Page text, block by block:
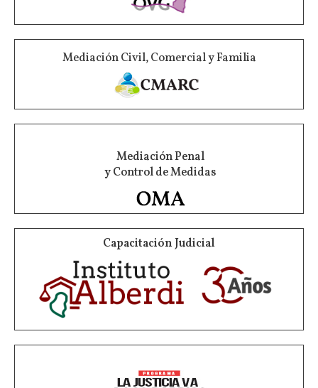
Mediación Civil, Comercial y Familia
Mediación Penal
y Control de Medidas
Capacitación Judicial